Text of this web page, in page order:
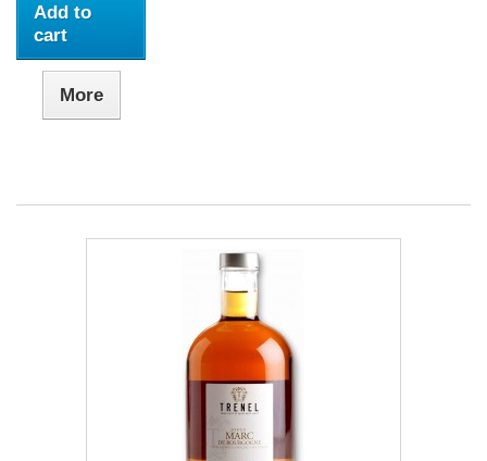
Add to
cart
More